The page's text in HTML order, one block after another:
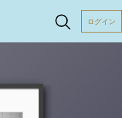
ログイン